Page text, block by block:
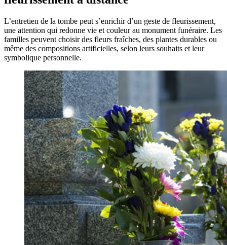
L’entretien de la tombe peut s’enrichir d’un geste de fleurissement,
une attention qui redonne vie et couleur au monument funéraire. Les
familles peuvent choisir des fleurs fraîches, des plantes durables ou
même des compositions artificielles, selon leurs souhaits et leur
symbolique personnelle.